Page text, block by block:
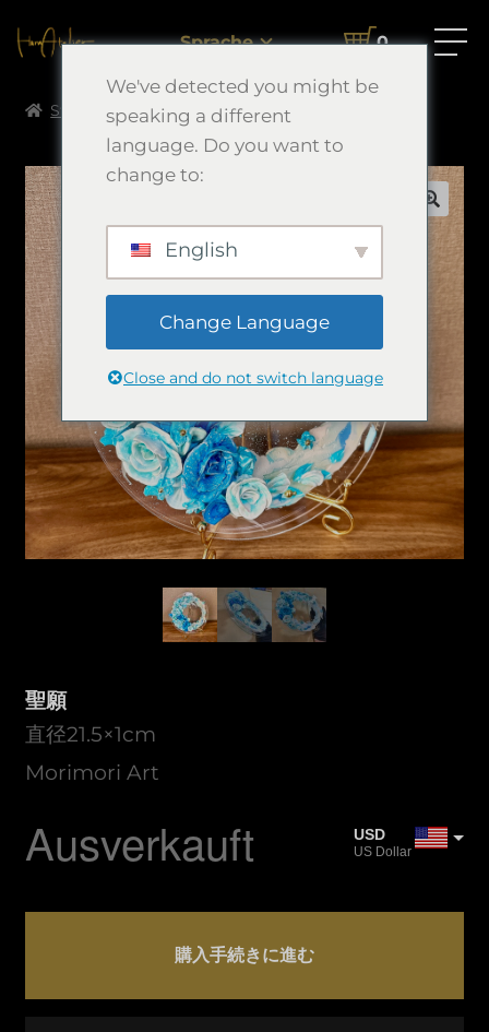
Sprache 0
Startseite Morimori Art 聖願
🔍
聖願
直径21.5×1cm
Morimori Art
Ausverkauft USD
US Dollar
EUR
購入手続きに進む
We've detected you might be
speaking a different
language. Do you want to
change to:
English
Change Language
Close and do not switch language